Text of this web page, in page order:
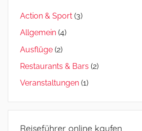
Action & Sport (3)
Allgemein (4)
Ausflüge (2)
Restaurants & Bars (2)
Veranstaltungen (1)
Reiseführer online kaufen